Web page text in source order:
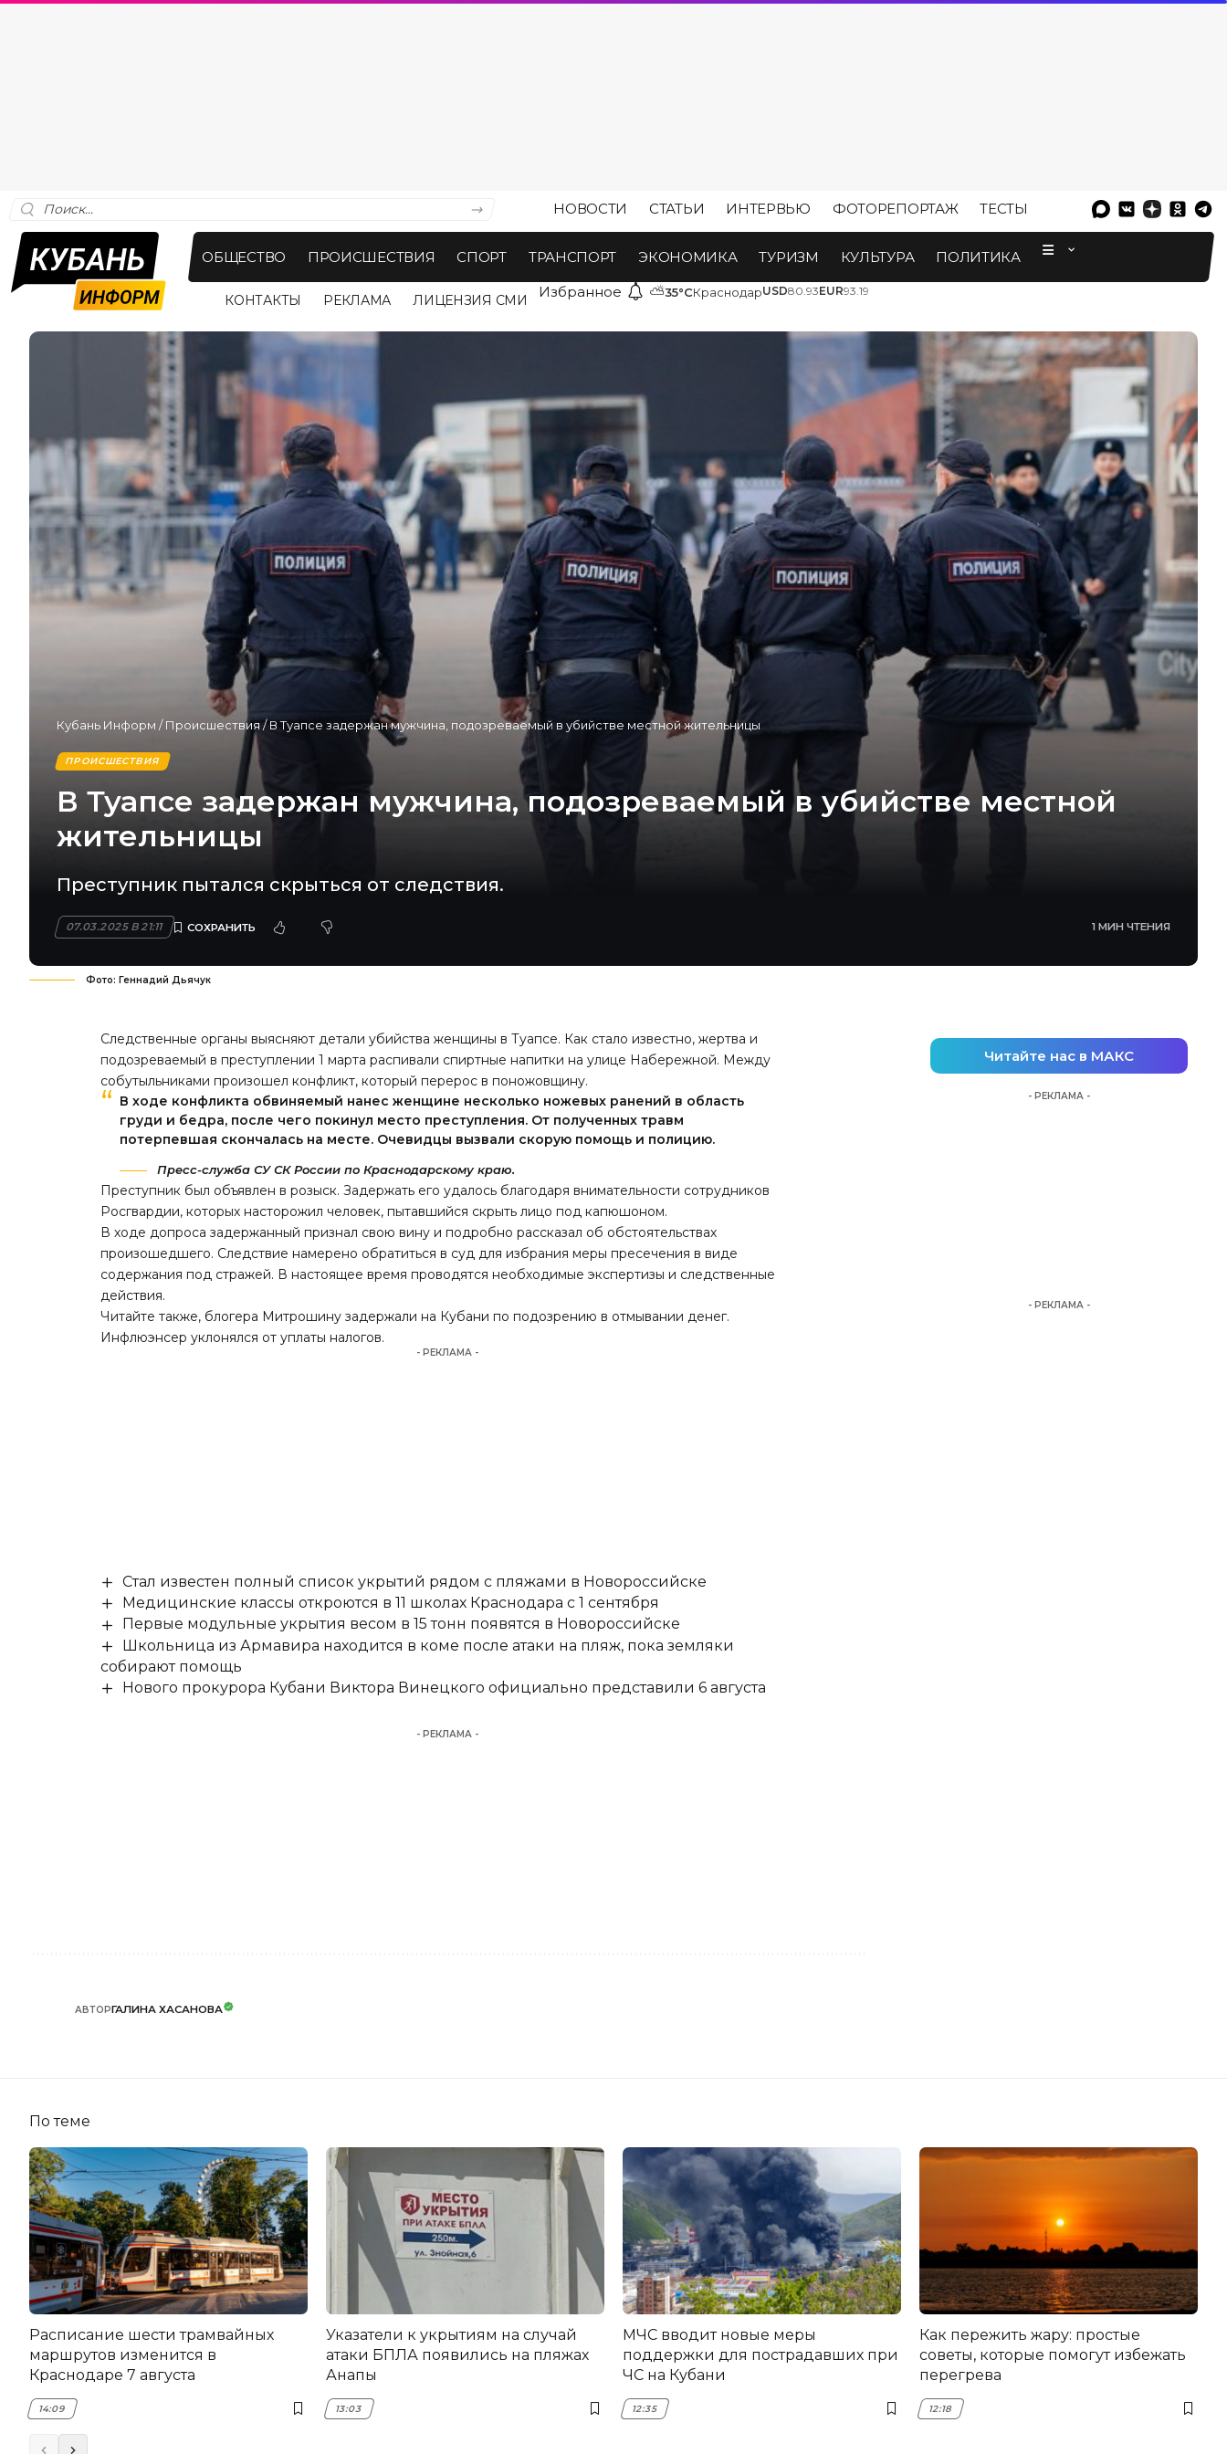
НОВОСТИ СТАТЬИ ИНТЕРВЬЮ ФОТОРЕПОРТАЖ ТЕСТЫ
ОБЩЕСТВО ПРОИСШЕСТВИЯ СПОРТ ТРАНСПОРТ ЭКОНОМИКА ТУРИЗМ КУЛЬТУРА ПОЛИТИКА
КОНТАКТЫ РЕКЛАМА ЛИЦЕНЗИЯ СМИ Избранное ⛅35°CКраснодарUSD80.93EUR93.19
Кубань Информ /Происшествия /В Туапсе задержан мужчина, подозреваемый в убийстве местной жительницы
ПРОИСШЕСТВИЯ
В Туапсе задержан мужчина, подозреваемый в убийстве местной
жительницы
Преступник пытался скрыться от следствия.
07.03.2025 В 21:11 1 МИН ЧТЕНИЯ
Фото: Геннадий Дьячук
Следственные органы выясняют детали убийства женщины в Туапсе. Как стало известно, жертва и
подозреваемый в преступлении 1 марта распивали спиртные напитки на улице Набережной. Между
собутыльниками произошел конфликт, который перерос в поножовщину.
В ходе конфликта обвиняемый нанес женщине несколько ножевых ранений в область
груди и бедра, после чего покинул место преступления. От полученных травм
потерпевшая скончалась на месте. Очевидцы вызвали скорую помощь и полицию.
Пресс-служба СУ СК России по Краснодарскому краю.
Преступник был объявлен в розыск. Задержать его удалось благодаря внимательности сотрудников
Росгвардии, которых насторожил человек, пытавшийся скрыть лицо под капюшоном.
В ходе допроса задержанный признал свою вину и подробно рассказал об обстоятельствах
произошедшего. Следствие намерено обратиться в суд для избрания меры пресечения в виде
содержания под стражей. В настоящее время проводятся необходимые экспертизы и следственные
действия.
Читайте также, блогера Митрошину задержали на Кубани по подозрению в отмывании денег.
Инфлюэнсер уклонялся от уплаты налогов.
- РЕКЛАМА -
Стал известен полный список укрытий рядом с пляжами в Новороссийске
Медицинские классы откроются в 11 школах Краснодара с 1 сентября
Первые модульные укрытия весом в 15 тонн появятся в Новороссийске
Школьница из Армавира находится в коме после атаки на пляж, пока земляки
собирают помощь
Нового прокурора Кубани Виктора Винецкого официально представили 6 августа
- РЕКЛАМА -
АВТОРГАЛИНА ХАСАНОВА
Читайте нас в МАКС
- РЕКЛАМА -
- РЕКЛАМА -
По теме
Расписание шести трамвайных
маршрутов изменится в
Краснодаре 7 августа
14:09
Указатели к укрытиям на случай
атаки БПЛА появились на пляжах
Анапы
13:03
МЧС вводит новые меры
поддержки для пострадавших при
ЧС на Кубани
12:35
Как пережить жару: простые
советы, которые помогут избежать
перегрева
12:18